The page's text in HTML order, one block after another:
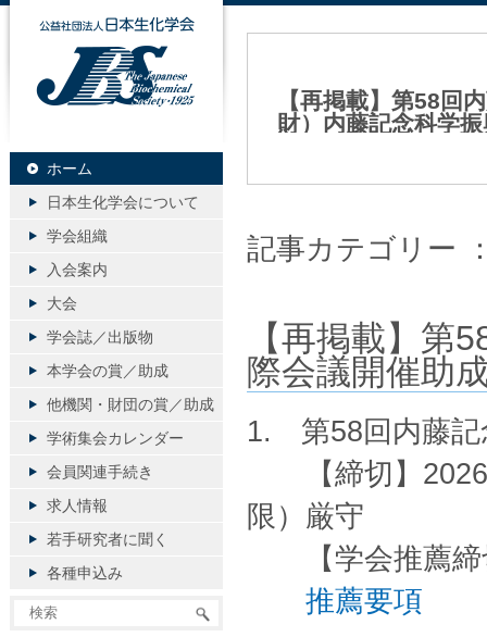
【再掲載】第58回
財）内藤記念科学
記事カテゴリー
【再掲載】第
際会議開催助
1. 第58回内藤記
【締切】2026
限）厳守
【学会推薦締
推薦要項
公益社団法人日本生化学会
ホーム
日本生化学会について
学会組織
入会案内
大会
学会誌／出版物
本学会の賞／助成
他機関・財団の賞／助成
学術集会カレンダー
会員関連手続き
求人情報
若手研究者に聞く
各種申込み